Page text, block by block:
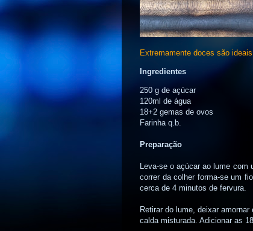
Extremamente doces são
Ingredientes
250 g de açúcar
120ml de água
18+2 gemas de ovos
Farinha q.b.
Preparação
Leva-se o açúcar ao lume com
correr da colher forma-se um
cerca de 4 minutos de fervura.
Retirar do lume, deixar
calda misturada. Adicionar as